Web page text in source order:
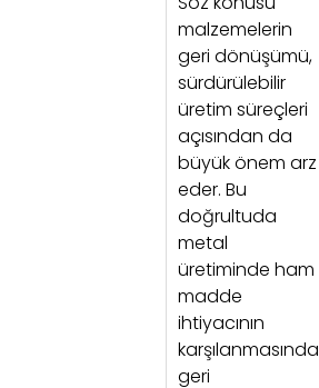
malzemelerin
geri dönüşümü,
sürdürülebilir
üretim süreçleri
açısından da
büyük önem arz
eder. Bu
doğrultuda
metal
üretiminde ham
madde
ihtiyacının
karşılanmasında
geri